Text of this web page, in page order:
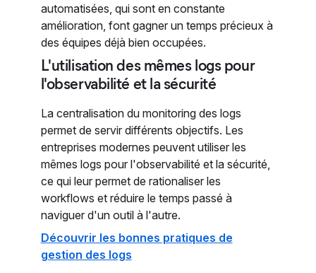
automatisées, qui sont en constante
amélioration, font gagner un temps précieux à
des équipes déjà bien occupées.
L'utilisation des mêmes logs pour
l'observabilité et la sécurité
La centralisation du monitoring des logs
permet de servir différents objectifs. Les
entreprises modernes peuvent utiliser les
mêmes logs pour l'observabilité et la sécurité,
ce qui leur permet de rationaliser les
workflows et réduire le temps passé à
naviguer d'un outil à l'autre.
Découvrir les bonnes pratiques de
gestion des logs